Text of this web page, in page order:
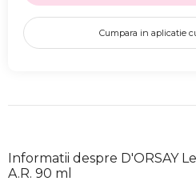
Cumpara in aplicatie
Informatii despre D'ORSAY
A.R. 90 ml